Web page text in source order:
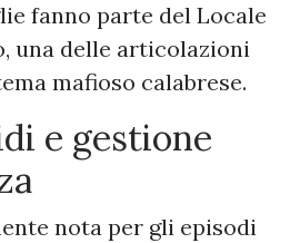
fanno parte del Locale
una delle articolazioni
mafioso calabrese.
e gestione
nota per gli episodi